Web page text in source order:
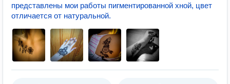
представлены мои работы пигментированной хной, цвет
отличается от натуральной.